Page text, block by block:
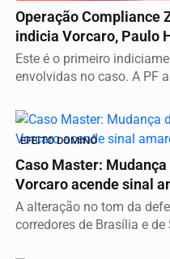
Operação Compliance
indicia Vorcaro, Paulo
Este é o primeiro
envolvidas no caso. A PF
EFEITO DOMINÓ
Caso Master:
Vorcaro acende sinal
A alteração no tom da
corredores de Brasília e